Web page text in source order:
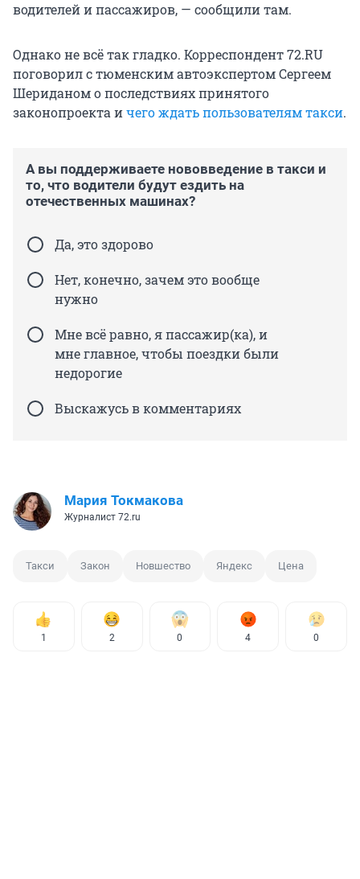
водителей и пассажиров, — сообщили там.
Однако не всё так гладко. Корреспондент 72.RU
поговорил с тюменским автоэкспертом Сергеем
Шериданом о последствиях принятого
законопроекта ичего ждать пользователям такси.
А вы поддерживаете нововведение в такси и
то, что водители будут ездить на
отечественных машинах?
Да, это здорово
Нет, конечно, зачем это вообще
нужно
Мне всё равно, я пассажир(ка), и
мне главное, чтобы поездки были
недорогие
Выскажусь в комментариях
Мария Токмакова
Журналист 72.ru
Такси Закон Новшество Яндекс Цена
1 2 0 4 0